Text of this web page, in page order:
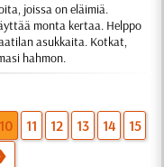
joissa on eläimiä.
monta kertaa. Helppo
asukkaita. Kotkat,
hahmon.
10 11 12 13 14
15